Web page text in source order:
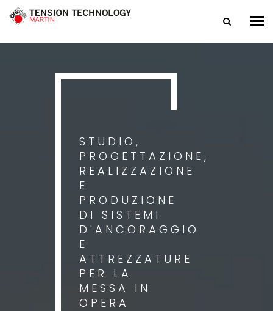
STUDIO,
PROGETTAZIONE,
REALIZZAZIONE
E
PRODUZIONE
DI SISTEMI
D'ANCORAGGIO
E
ATTREZZATURE
PER LA
MESSA IN
OPERA